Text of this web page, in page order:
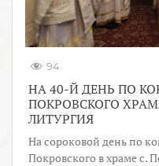
94
НА 40-Й ДЕНЬ ПО
ПОКРОВСКОГО
ЛИТУРГИЯ
На сороковой день по
Покровского в храме с.